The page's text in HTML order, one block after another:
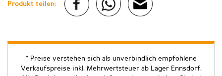
Produkt teilen:
* Preise verstehen sich als unverbindlich empfohlene
Verkaufspreise inkl. Mehrwertsteuer ab Lager Ennsdorf.